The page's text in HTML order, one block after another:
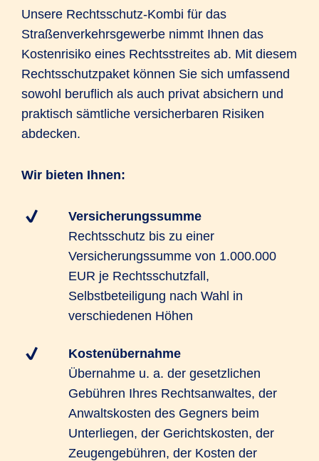
Unsere Rechtsschutz-Kombi für das
Straßenverkehrsgewerbe nimmt Ihnen das
Kostenrisiko eines Rechtsstreites ab. Mit diesem
Rechtsschutzpaket können Sie sich umfassend
sowohl beruflich als auch privat absichern und
praktisch sämtliche versicherbaren Risiken
abdecken.
Wir bieten Ihnen:
Versicherungssumme
Rechtsschutz bis zu einer
Versicherungssumme von 1.000.000
EUR je Rechtsschutzfall,
Selbstbeteiligung nach Wahl in
verschiedenen Höhen
Kostenübernahme
Übernahme u. a. der gesetzlichen
Gebühren Ihres Rechtsanwaltes, der
Anwaltskosten des Gegners beim
Unterliegen, der Gerichtskosten, der
Zeugengebühren, der Kosten der